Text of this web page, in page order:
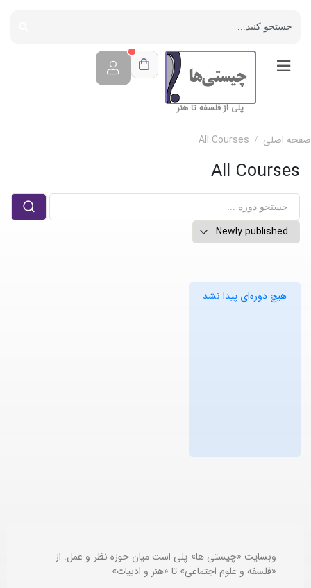
پلی از فلسفه تا هنر
صفحه اصلی All Courses
All Courses
هیچ دوره‌ای پیدا نشد
وبسایت «چیستی ها» پلی است میان حوزه نظر و عمل: از
«فلسفه و علوم اجتماعی» تا «هنر و ادبیات»